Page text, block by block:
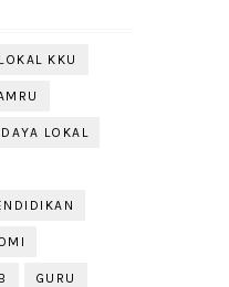
KKU
LOKAL
GURU